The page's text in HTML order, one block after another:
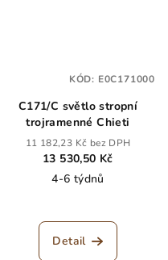
C171/C světlo stropní
trojramenné Chieti
11 182,23 Kč bez DPH
13 530,50 Kč
4-6 týdnů
Detail
KÓD: E0C171000